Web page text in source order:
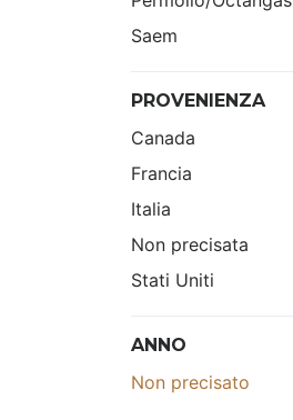
Saem
PROVENIENZA
Canada
Francia
Italia
Non precisata
Stati Uniti
ANNO
Non precisato